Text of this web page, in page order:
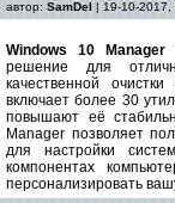
автор: SamDel | 19-10-2017,
Windows 10 Manager
решение для
качественной
включает более 30
повышают её
Manager позволяет
для настройки
компонентах
персонализировать